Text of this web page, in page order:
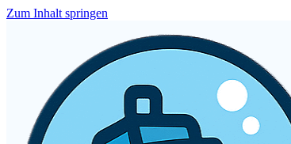
Zum Inhalt springen